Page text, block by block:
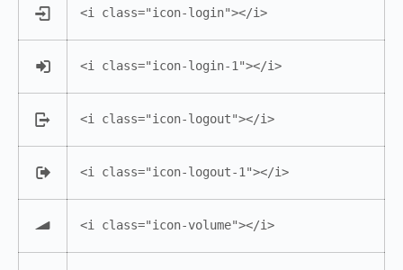
<i class="icon-login"></i>
<i class="icon-login-1"></i>
<i class="icon-logout"></i>
<i class="icon-logout-1"></i>
<i class="icon-volume"></i>